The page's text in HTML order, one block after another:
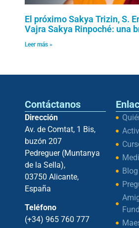
El próximo Sakya Trizin, S.
Vajra Sakya Rinpoché: una
Leer más »
Contáctanos
Dirección
Av. de Comtat, 1 Bis,
buzón 207
Pedreguer (Muntanya
de la Sella),
03750 Alicante,
España
Teléfono
(+34) 965 760 777
Blog